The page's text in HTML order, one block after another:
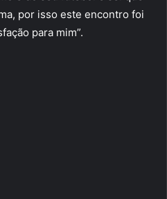
por isso este encontro foi
para mim”.